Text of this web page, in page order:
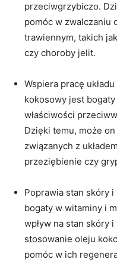
przeciwgrzybiczo.
pomóc w zwalczaniu
trawiennym, takich
czy choroby jelit.
Wspiera pracę
kokosowy jest
właściwości
Dzięki temu, może
związanych z
przeziębienie czy
Poprawia stan skóry
bogaty w witaminy i
wpływ na stan skóry
stosowanie oleju
pomóc w ich